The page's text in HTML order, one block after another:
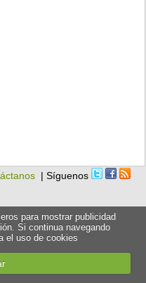
| Síguenos
para mostrar publicidad
Si continua navegando
el uso de cookies